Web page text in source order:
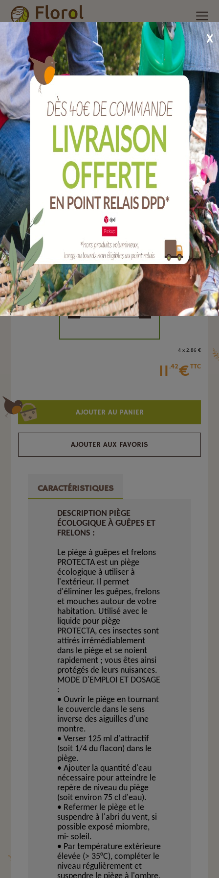
Accueil Nos produits /Insecticide ménager, raticides et
piégeage
Piégeage/ Piège à guêpes et frelons, écologique
aedes
Piège à guêpes et frelons, écologique
AEDES
Ref : EQ-PIE-04011
EAN :
Marque :
ARMOSA PROTECTA
Quantité :
Unité
- +
4 x 2.86 €
11 .42€TTC
AJOUTER AU PANIER
AJOUTER AUX FAVORIS
CARACTÉRISTIQUES
DESCRIPTION PIÈGE
ÉCOLOGIQUE À GUÊPES ET
FRELONS :
Le piège à guêpes et frelons
PROTECTA est un piège
écologique à utiliser à
l'extérieur. Il permet
d'éliminer les guêpes, frelons
et mouches autour de votre
habitation. Utilisé avec le
liquide pour piège
PROTECTA, ces insectes sont
attirés irrémédiablement
dans le piège et se noient
rapidement ; vous êtes ainsi
protégés de leurs nuisances.
MODE D'EMPLOI ET DOSAGE
:
• Ouvrir le piège en tournant
le couvercle dans le sens
inverse des aiguilles d'une
montre.
• Verser 125 ml d'attractif
(soit 1/4 du flacon) dans le
piège.
• Ajouter la quantité d'eau
nécessaire pour atteindre le
repère de niveau du piège
(soit environ 75 cl d'eau).
• Refermer le piège et le
suspendre à l'abri du vent, si
possible exposé miombre,
mi- soleil.
• Par température extérieure
élevée (> 35°C), compléter le
niveau régulièrement et